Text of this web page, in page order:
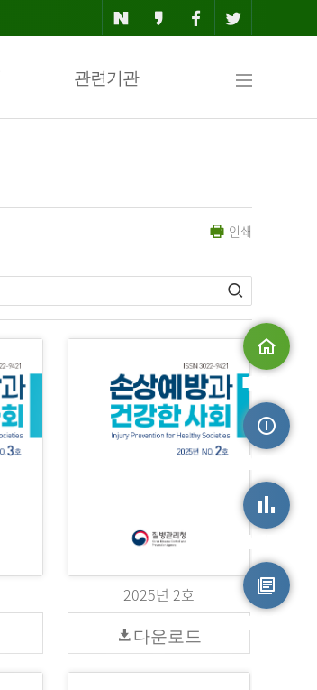
관련기관
맵
인쇄
2025년 2호
다운로드
메인으로
원시자료